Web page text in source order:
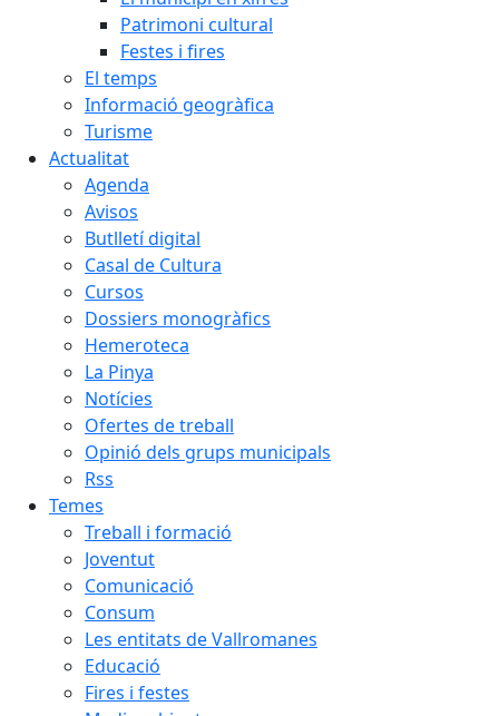
Patrimoni cultural
Festes i fires
El temps
Informació geogràfica
Turisme
Actualitat
Agenda
Avisos
Butlletí digital
Casal de Cultura
Cursos
Dossiers monogràfics
Hemeroteca
La Pinya
Notícies
Ofertes de treball
Opinió dels grups municipals
Rss
Temes
Treball i formació
Joventut
Comunicació
Consum
Les entitats de Vallromanes
Educació
Fires i festes